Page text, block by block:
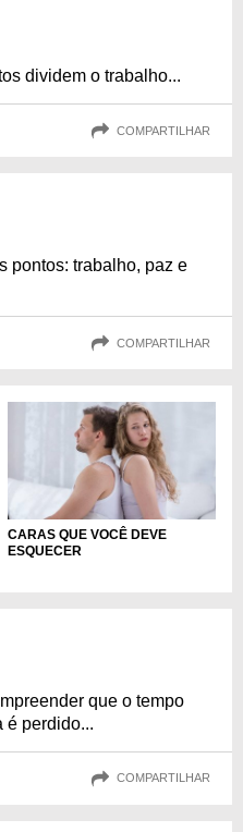
dividem o trabalho...
COMPARTILHAR
pontos: trabalho, paz e
COMPARTILHAR
CARAS QUE VOCÊ DEVE
ESQUECER
que o tempo
é perdido...
COMPARTILHAR